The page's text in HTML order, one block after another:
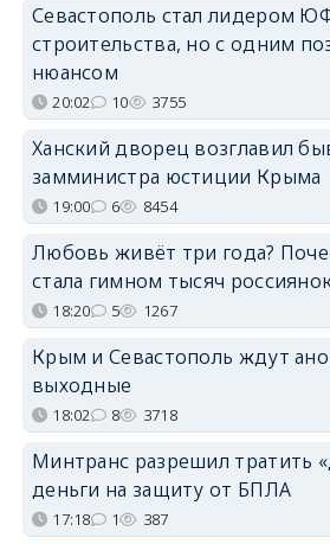
Севастополь стал лидером
строительства, но с одним
нюансом
20:02 10 3755
Ханский дворец возглавил
замминистра юстиции Крыма
19:00 6 8454
Любовь живёт три года?
стала гимном тысяч
18:20 5 1267
Крым и Севастополь ждут
выходные
18:02 8 3718
Минтранс разрешил тратить
деньги на защиту от БПЛА
17:18 1 387